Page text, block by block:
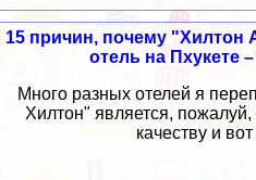
15 причин, почему "Хилтон
отель на Пхукете
Много разных отелей я
Хилтон" является,
качеству и